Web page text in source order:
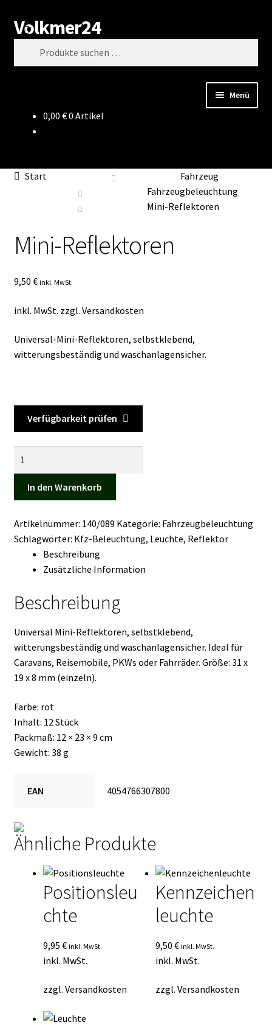
Zur
Navigation
springen
Zum
Inhalt
springen
Volkmer24
Suchen
Menü
Impressum
Kasse
Mein Konto
Mein Konto
Warenkorb
0,00 €0 Artikel
Start
Fahrzeug
Fahrzeugbeleuchtung
Mini-Reflektoren
Mini-Reflektoren
9,50 € inkl. MwSt.
inkl. MwSt. zzgl. Versandkosten
Universal-Mini-Reflektoren, selbstklebend,
witterungsbeständig und waschanlagensicher.
Verfügbarkeit prüfen
Menge
In den Warenkorb
Artikelnummer: 140/089 Kategorie: Fahrzeugbeleuchtung
Schlagwörter: Kfz-Beleuchtung, Leuchte, Reflektor
Beschreibung
Zusätzliche Information
Beschreibung
Universal Mini-Reflektoren, selbstklebend,
witterungsbeständig und waschanlagensicher. Ideal für
Caravans, Reisemobile, PKWs oder Fahrräder. Größe: 31 x
19 x 8 mm (einzeln).
Farbe: rot
Inhalt: 12 Stück
Packmaß: 12 × 23 × 9 cm
Gewicht: 38 g
EAN 4054766307800
Ähnliche Produkte
Positionsleu
chte
9,95 € inkl. MwSt.
inkl. MwSt.
zzgl. Versandkosten
Kennzeichen
leuchte
9,50€ inkl. MwSt.
inkl. MwSt.
zzgl.Versandkosten